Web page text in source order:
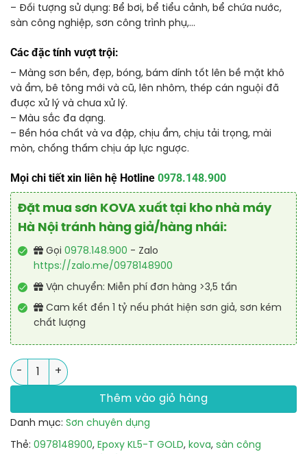
– Đối tượng sử dụng: Bể bơi, bể tiểu cảnh, bể chứa nước,
sàn công nghiệp, sơn công trình phụ,…
Các đặc tính vượt trội:
– Màng sơn bền, đẹp, bóng, bám dính tốt lên bề mặt khô
và ẩm, bê tông mới và cũ, lên nhôm, thép cán nguội đã
được xử lý và chưa xử lý.
– Màu sắc đa dạng.
– Bền hóa chất và va đập, chịu ẩm, chịu tải trọng, mài
mòn, chống thấm chịu áp lực ngược.
Mọi chi tiết xin liên hệ Hotline 0978.148.900
Đặt mua sơn KOVA xuất tại kho nhà máy
Hà Nội tránh hàng giả/hàng nhái:
Gọi 0978.148.900 - Zalo
https://zalo.me/0978148900
Vận chuyển: Miễn phí đơn hàng >3,5 tấn
Cam kết đền 1 tỷ nếu phát hiện sơn giả, sơn kém
chất lượng
Sơn KOVA sàn công nghiệp Epoxy KL5-T GOLD - Mã màu
Thêm vào giỏ hàng
Danh mục: Sơn chuyên dụng
Thẻ: 0978148900, Epoxy KL5-T GOLD, kova, sàn công